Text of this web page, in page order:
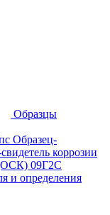
Образцы
Образец-
коррозии
(ОСК) 09Г2С
и определения